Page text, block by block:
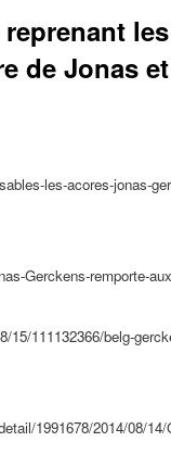
de Jonas
les-acores-jonas-
Gerckens-remporte-
15/111132366/belg-
1991678/2014/08/